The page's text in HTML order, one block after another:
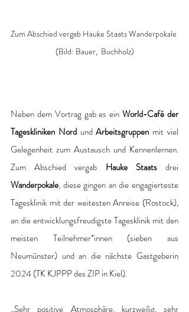
Zum Abschied vergab Hauke Staats Wanderpokale
(Bild: Bauer,  Buchholz)
Neben dem Vortrag gab es ein World-Café der
Tageskliniken Nord und Arbeitsgruppen mit viel
Gelegenheit zum Austausch und Kennenlernen.
Zum Abschied vergab Hauke Staats
Wanderpokale, diese gingen an die engagierteste
Tagesklinik mit der weitesten Anreise (Rostock),
an die entwicklungsfreudigste Tagesklinik mit den
meisten Teilnehmer*innen (sieben aus
Neumünster) und an die nächste Gastgeberin
2024 (TK KJPPP des ZIP in Kiel).
„Sehr positive Atmosphäre, kurzweilig, sehr